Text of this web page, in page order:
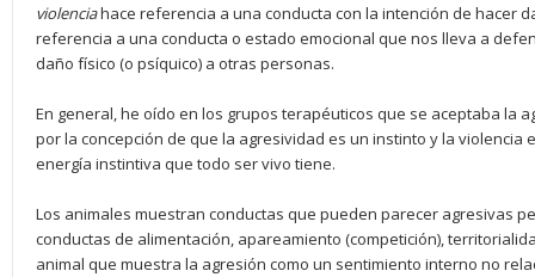
violenciahace referencia a una conducta con la intención de hacer
referencia a una conducta o estado emocional que nos lleva a
daño físico (o psíquico) a otras personas.
En general, he oído en los grupos terapéuticos que se aceptaba la
por la concepción de que la agresividad es un instinto y la violencia
energía instintiva que todo ser vivo tiene.
Los animales muestran conductas que pueden parecer agresivas
conductas de alimentación, apareamiento (competición),
animal que muestra la agresión como un sentimiento interno no